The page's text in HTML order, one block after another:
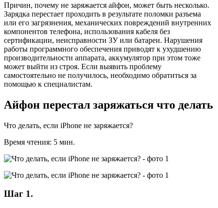
Причин, почему не заряжается айфон, может быть несколько.
Зарядка перестает проходить в результате поломки разъема
или его загрязнения, механических повреждений внутренних
компонентов телефона, использования кабеля без
сертификации, неисправности ЗУ или батареи. Нарушения
работы программного обеспечения приводят к ухудшению
производительности аппарата, аккумулятор при этом тоже
может выйти из строя. Если выявить проблему
самостоятельно не получилось, необходимо обратиться за
помощью к специалистам.
Айфон перестал заряжаться что делать
Что делать, если iPhone не заряжается?
Время чтения: 5 мин.
Шаг 1.